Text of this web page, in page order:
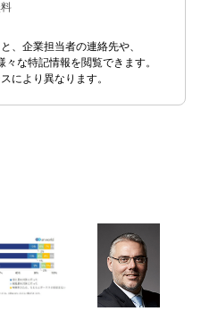
、企業担当者の連絡先や、
な特記情報を閲覧できます。
により異なります。